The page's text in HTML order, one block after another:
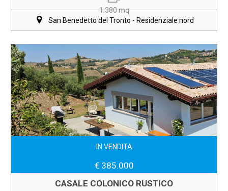
1.380 mq
San Benedetto del Tronto - Residenziale nord
IN VENDITA
€ 385.000
CASALE COLONICO RUSTICO